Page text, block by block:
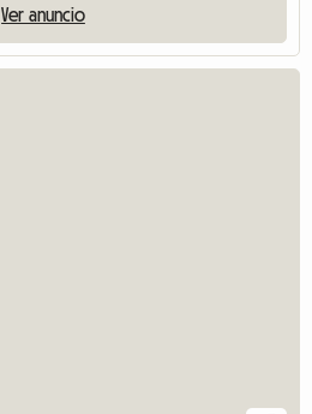
Ver anuncio